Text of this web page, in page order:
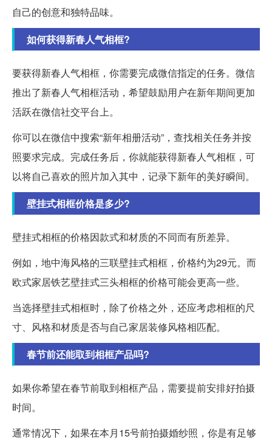
自己的创意和独特品味。
如何获得新春人气相框?
要获得新春人气相框，你需要完成微信指定的任务。微信
推出了新春人气相框活动，希望鼓励用户在新年期间更加
活跃在微信社交平台上。
你可以在微信中搜索“新年相册活动”，查找相关任务并按
照要求完成。完成任务后，你就能获得新春人气相框，可
以将自己喜欢的照片加入其中，记录下新年的美好瞬间。
壁挂式相框价格是多少?
壁挂式相框的价格因款式和材质的不同而有所差异。
例如，地中海风格的三联壁挂式相框，价格约为29元。而
欧式家居铁艺壁挂式三头相框的价格可能会更高一些。
当选择壁挂式相框时，除了价格之外，还应考虑相框的尺
寸、风格和材质是否与自己家居装修风格相匹配。
春节前还能取到相框产品吗?
如果你希望在春节前取到相框产品，需要提前安排好拍摄
时间。
通常情况下，如果在本月15号前拍摄婚纱照，你是有足够